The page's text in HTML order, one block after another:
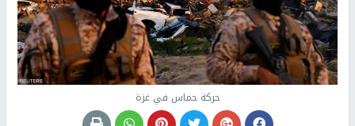
حركة حماس في غزة